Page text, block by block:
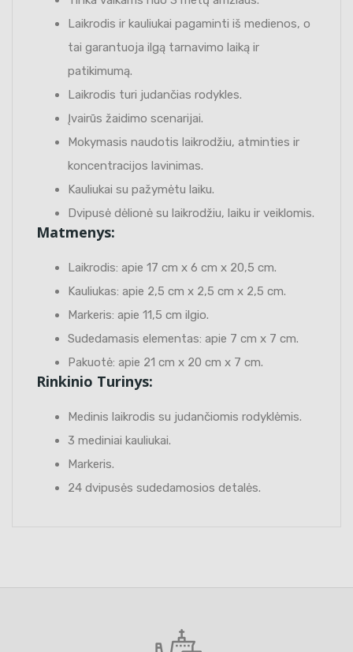
Laikrodis ir kauliukai pagaminti iš medienos, o
tai garantuoja ilgą tarnavimo laiką ir
patikimumą.
Laikrodis turi judančias rodykles.
Įvairūs žaidimo scenarijai.
Mokymasis naudotis laikrodžiu, atminties ir
koncentracijos lavinimas.
Kauliukai su pažymėtu laiku.
Dvipusė dėlionė su laikrodžiu, laiku ir veiklomis.
Matmenys:
Laikrodis: apie 17 cm x 6 cm x 20,5 cm.
Kauliukas: apie 2,5 cm x 2,5 cm x 2,5 cm.
Markeris: apie 11,5 cm ilgio.
Sudedamasis elementas: apie 7 cm x 7 cm.
Pakuotė: apie 21 cm x 20 cm x 7 cm.
Rinkinio Turinys:
Medinis laikrodis su judančiomis rodyklėmis.
3 mediniai kauliukai.
Markeris.
24 dvipusės sudedamosios detalės.